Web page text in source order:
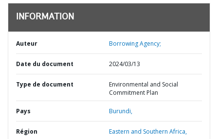
INFORMATION
Auteur Borrowing Agency;
Date du document 2024/03/13
Type de document
Environmental and Social
Commitment Plan
Pays Burundi,
Région Eastern and Southern Africa,